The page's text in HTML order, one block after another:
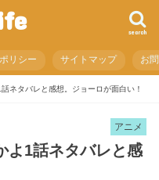
search
リシー サイトマップ お
ネタバレと感想。ジョーロが面白い！
アニメ
よ1話ネタバレと感